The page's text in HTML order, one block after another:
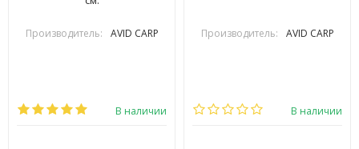
Производитель: AVID CARP
В наличии
Производитель: AVID CARP
В наличии